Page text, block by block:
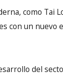
como Tai
con un nuevo
del